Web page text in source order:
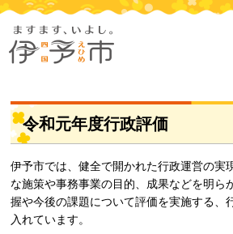
令和元年度行政評価
伊予市では、健全で開かれた行政運営の実
な施策や事務事業の目的、成果などを明ら
握や今後の課題について評価を実施する、
入れています。